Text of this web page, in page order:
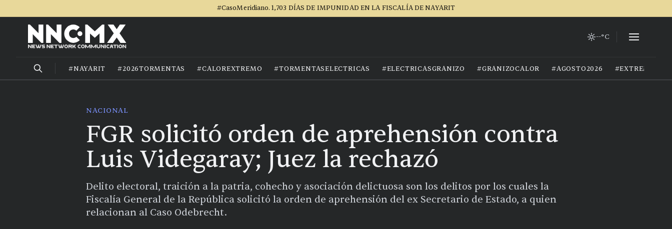
#CasoMeridiano. 1,703 DÍAS DE IMPUNIDAD EN LA FISCALÍA DE NAYARIT
--°C
#NAYARIT #2026TORMENTAS #CALOREXTREMO #TORMENTASELECTRICAS #ELECTRICASGRANIZO #GRANIZOCALOR #AGOSTO2026
NACIONAL
FGR solicitó orden de aprehensión contra
Luis Videgaray; Juez la rechazó
Delito electoral, traición a la patria, cohecho y asociación delictuosa son los delitos por los cuales la
Fiscalía General de la República solicitó la orden de aprehensión del ex Secretario de Estado, a quien
relacionan al Caso Odebrecht.